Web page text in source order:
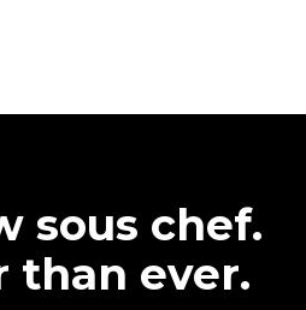
sous chef.
than ever.